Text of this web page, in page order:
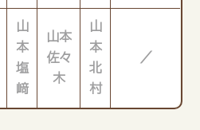
山
本
塩
﨑
山本
佐々
木
山
本
北
村
／